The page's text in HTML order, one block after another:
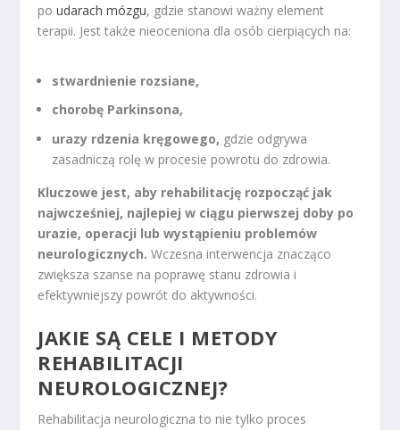
poudarach mózgu, gdzie stanowi ważny element
terapii. Jest także nieoceniona dla osób cierpiących na:
stwardnienie rozsiane,
chorobę Parkinsona,
urazy rdzenia kręgowego, gdzie odgrywa
zasadniczą rolę w procesie powrotu do zdrowia.
Kluczowe jest, aby rehabilitację rozpocząć jak
najwcześniej, najlepiej w ciągu pierwszej doby po
urazie, operacji lub wystąpieniu problemów
neurologicznych. Wczesna interwencja znacząco
zwiększa szanse na poprawę stanu zdrowia i
efektywniejszy powrót do aktywności.
JAKIE SĄ CELE I METODY
REHABILITACJI
NEUROLOGICZNEJ?
Rehabilitacja neurologiczna to nie tylko proces